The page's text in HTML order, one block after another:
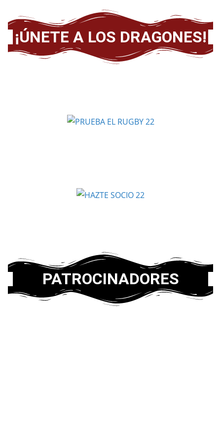
¡ÚNETE A LOS DRAGONES!
PATROCINADORES